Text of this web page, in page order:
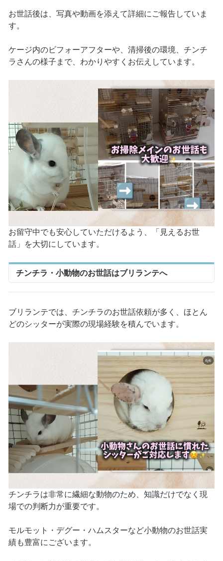
お世話後は、写真や動画を添えて詳細にご報告していま
す。
ケージ内のビフォーアフターや、清掃後の環境、チンチ
ラさんの様子まで、わかりやすくお伝えしています。
お留守中でも安心していただけるよう、「見えるお世
話」を大切にしています。
チンチラ・小動物のお世話はブリランテへ
ブリランテでは、チンチラのお世話依頼が多く、ほとん
どのシッターが実際の現場経験を積んでいます。
チンチラは非常に繊細な動物のため、知識だけでなく現
場での判断力が重要です。
モルモット・デグー・ハムスターなど小動物のお世話実
績も豊富にございます。